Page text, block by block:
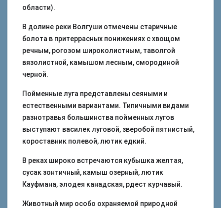
области).
В долине реки Волгуши отмечены старичные
болота в притеррасных понижениях с хвощом
речным, рогозом широколистным, таволгой
вязолистной, камышом лесным, смородиной
черной.
Пойменные луга представлены сеяными и
естественными вариантами. Типичными видами
разнотравья большинства пойменных лугов
выступают василек луговой, зверобой пятнистый,
короставник полевой, лютик едкий.
В реках широко встречаются кубышка желтая,
сусак зонтичный, камыш озерный, лютик
Кауфмана, элодея канадская, рдест курчавый.
Животный мир особо охраняемой природной